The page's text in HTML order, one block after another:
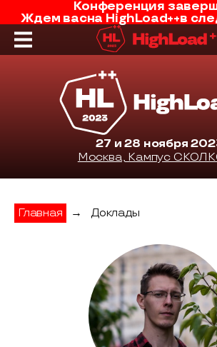
Конференция
Ждем васна HighLoad++в
27 и 28 ноября
Москва, Кампус
Главная → Доклады